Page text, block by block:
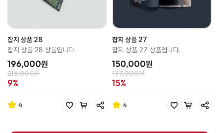
잡지 상품 28
잡지 상품 28 상품입니다.
196,000원
216,000원
9%
4
잡지 상품 27
잡지 상품 27 상품입니다.
150,000원
177,000원
15%
4